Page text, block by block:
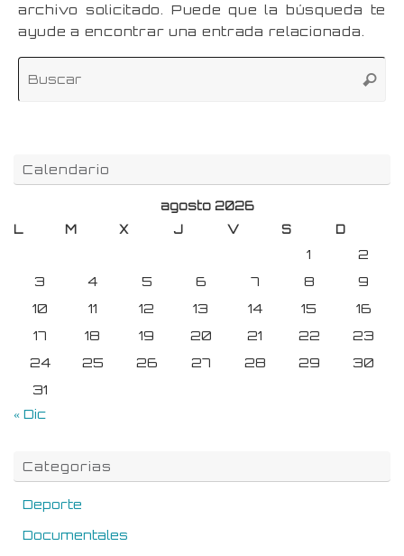
archivo solicitado. Puede que la búsqueda te
ayude a encontrar una entrada relacionada.
Buscar
Calendario
agosto 2026
L
M X J V S D
1
2
3
4 5 6 7 8
9
10
11 12 13 14 15
16
17
18 19 20 21 22
23
24
25 26 27 28 29
30
31
« Dic
Categorias
Deporte
Documentales